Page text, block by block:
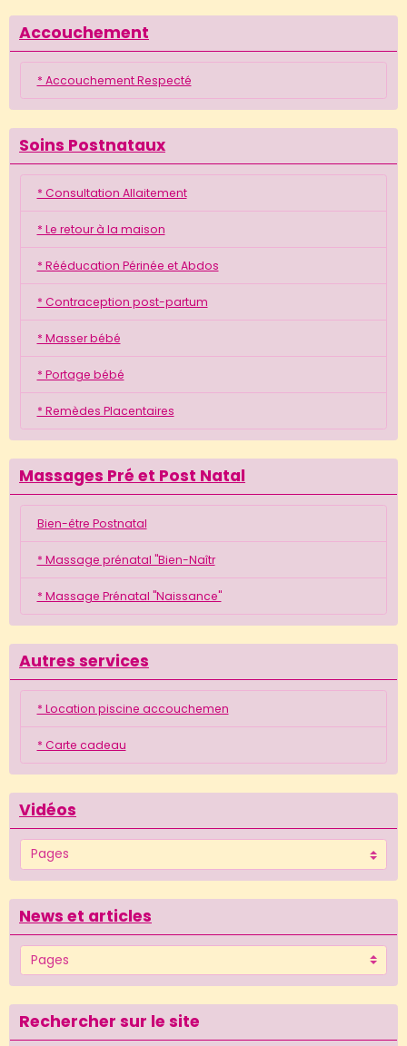
Accouchement
* Accouchement Respecté
Soins Postnataux
* Consultation Allaitement
* Le retour à la maison
* Rééducation Périnée et Abdos
* Contraception post-partum
* Masser bébé
* Portage bébé
* Remèdes Placentaires
Massages Pré et Post Natal
Bien-être Postnatal
* Massage prénatal "Bien-Naîtr
* Massage Prénatal "Naissance"
Autres services
* Location piscine accouchemen
* Carte cadeau
Vidéos
News et articles
Rechercher sur le site